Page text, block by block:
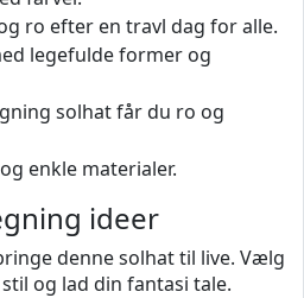
ro efter en travl dag for alle.
legefulde former og
solhat får du ro og
enkle materialer.
ideer
denne solhat til live. Vælg
og lad din fantasi tale.